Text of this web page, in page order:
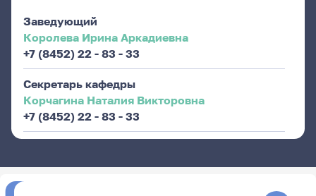
Заведующий
Королева Ирина Аркадиевна
+7 (8452) 22 - 83 - 33
Секретарь кафедры
Корчагина Наталия Викторовна
+7 (8452) 22 - 83 - 33